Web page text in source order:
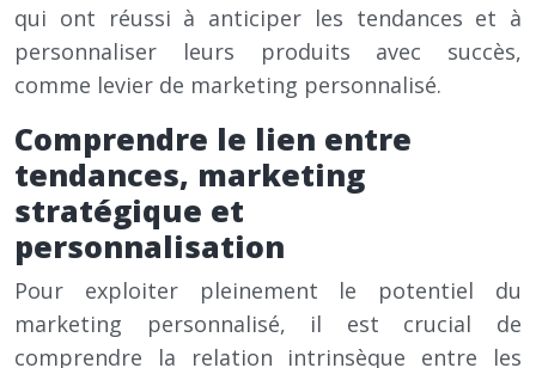
qui ont réussi à anticiper les tendances et à
personnaliser leurs produits avec succès,
comme levier de marketing personnalisé.
Comprendre le lien entre
tendances, marketing
stratégique et
personnalisation
Pour exploiter pleinement le potentiel du
marketing personnalisé, il est crucial de
comprendre la relation intrinsèque entre les